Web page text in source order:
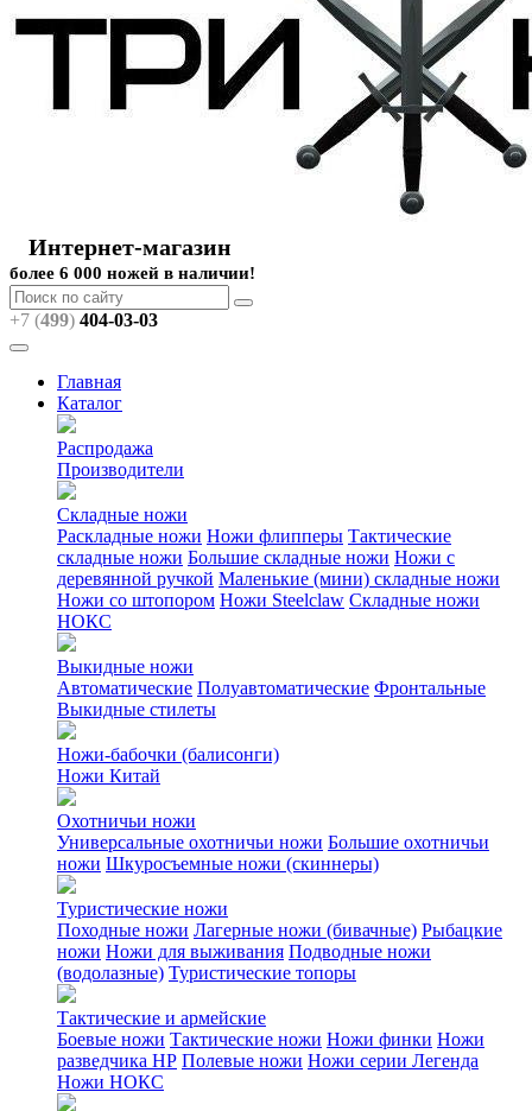
Интернет-магазин
более 6 000 ножей в наличии!
+7 (499) 404-03-03
Главная
Каталог
Распродажа
Производители
Складные ножи
Раскладные ножи Ножи флипперы Тактические
складные ножи Большие складные ножи Ножи с
деревянной ручкой Маленькие (мини) складные ножи
Ножи со штопором Ножи Steelclaw Складные ножи
НОКС
Выкидные ножи
Автоматические Полуавтоматические Фронтальные
Выкидные стилеты
Ножи-бабочки (балисонги)
Ножи Китай
Охотничьи ножи
Универсальные охотничьи ножи Большие охотничьи
ножи Шкуросъемные ножи (скиннеры)
Туристические ножи
Походные ножи Лагерные ножи (бивачные) Рыбацкие
ножи Ножи для выживания Подводные ножи
(водолазные) Туристические топоры
Тактические и армейские
Боевые ножи Тактические ножи Ножи финки Ножи
разведчика НР Полевые ножи Ножи серии Легенда
Ножи НОКС